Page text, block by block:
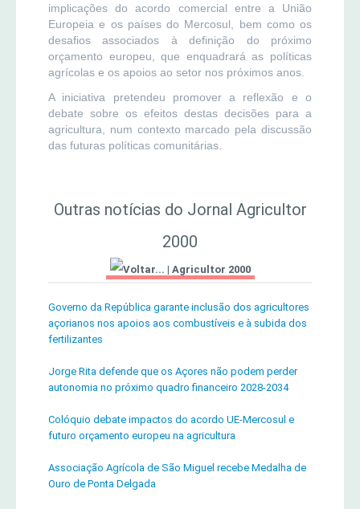
implicações do acordo comercial entre a União
Europeia e os países do Mercosul, bem como os
desafios associados à definição do próximo
orçamento europeu, que enquadrará as políticas
agrícolas e os apoios ao setor nos próximos anos.
A iniciativa pretendeu promover a reflexão e o
debate sobre os efeitos destas decisões para a
agricultura, num contexto marcado pela discussão
das futuras políticas comunitárias.
Outras notícias do Jornal Agricultor
2000
| Agricultor 2000
Governo da República garante inclusão dos agricultores
açorianos nos apoios aos combustíveis e à subida dos
fertilizantes
Jorge Rita defende que os Açores não podem perder
autonomia no próximo quadro financeiro 2028-2034
Colóquio debate impactos do acordo UE-Mercosul e
futuro orçamento europeu na agricultura
Associação Agrícola de São Miguel recebe Medalha de
Ouro de Ponta Delgada